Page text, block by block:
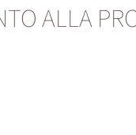
ALLA